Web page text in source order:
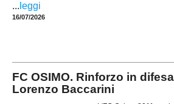
... leggi
16/07/2026
FC OSIMO. Rinforzo in
Lorenzo Baccarini